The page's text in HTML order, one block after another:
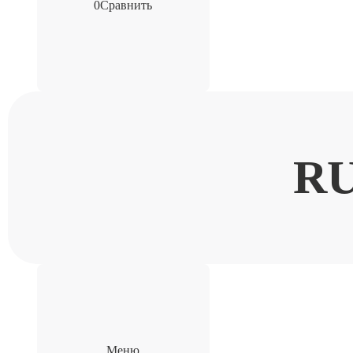
0Сравнить
Меню